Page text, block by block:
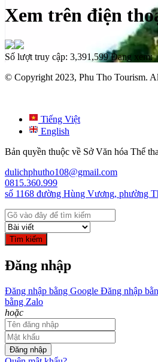
Xem trên điện
Số lượt truy cập: 3,391,599Đang xem:
© Copyright 2023, Phu Tho Tourism.
Tiếng Việt
English
Bản quyền thuộc về Sở Văn hóa Thể
dulichphutho108@gmail.com
0815.360.999
số 1168 đường Hùng Vương, phường
Tìm kiếm
Đăng nhập
Đăng nhập bằng Google Đăng nhập
bằng Zalo
hoặc
Đăng nhập